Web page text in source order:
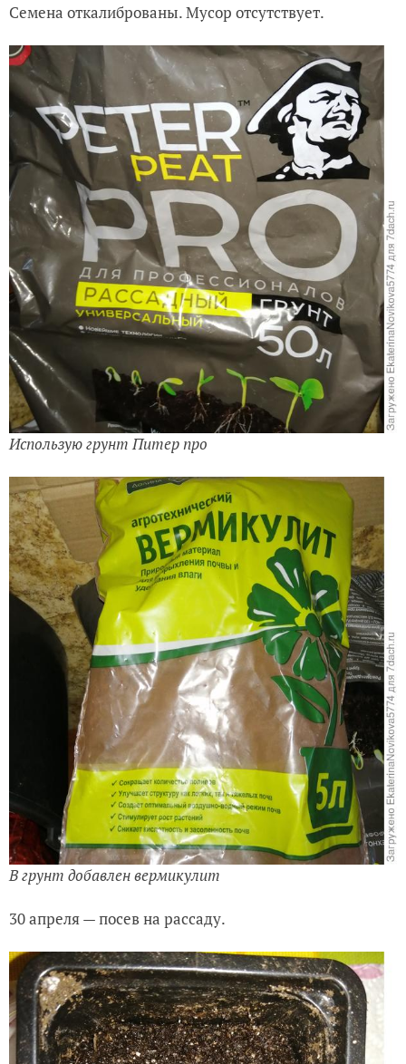
Семена откалиброваны. Мусор отсутствует.
Использую грунт Питер про
В грунт добавлен вермикулит
30 апреля — посев на рассаду.